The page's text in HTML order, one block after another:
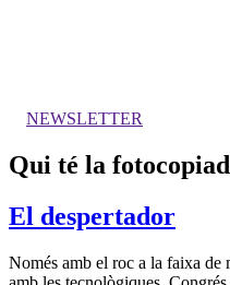
NEWSLETTER
Qui té la
El despertador
Només amb el roc a la faixa de